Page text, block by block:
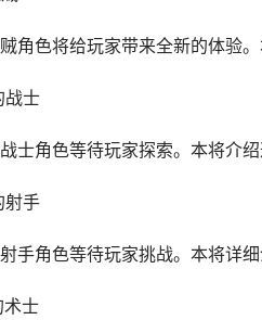
角色将给玩家带来全新的体验
战士
士角色等待玩家探索。本将介
射手
手角色等待玩家挑战。本将详
术士